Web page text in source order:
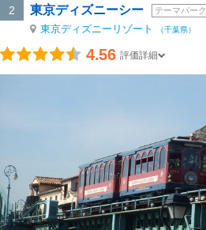
2 東京ディズニーシー テーマパーク
東京ディズニーリゾート （千葉県）
4.56 評価詳細